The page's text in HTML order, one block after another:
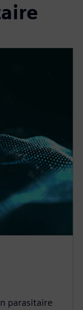
parasitaire